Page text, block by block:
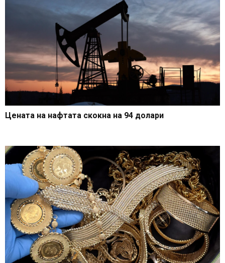
Цената на нафтата скокна на 94 долари